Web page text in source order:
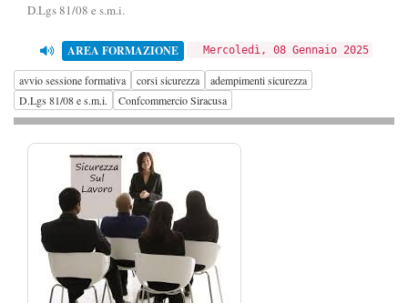
D.Lgs 81/08 e s.m.i.
AREA FORMAZIONE Mercoledì, 08 Gennaio 2025
avvio sessione formativa corsi sicurezza
adempimenti sicurezza
D.Lgs 81/08 e s.m.i.
Confcommercio Siracusa